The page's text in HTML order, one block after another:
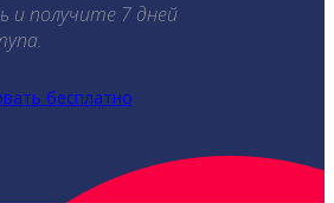
и получите 7 дней
бесплатно